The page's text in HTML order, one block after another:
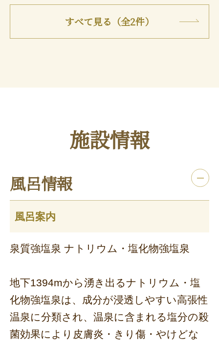
すべて見る（全2件）
施設情報
風呂情報
風呂案内
泉質強塩泉 ナトリウム・塩化物強塩泉
地下1394mから湧き出るナトリウム・塩
化物強塩泉は、成分が浸透しやすい高張性
温泉に分類され、温泉に含まれる塩分の殺
菌効果により皮膚炎・きり傷・やけどな